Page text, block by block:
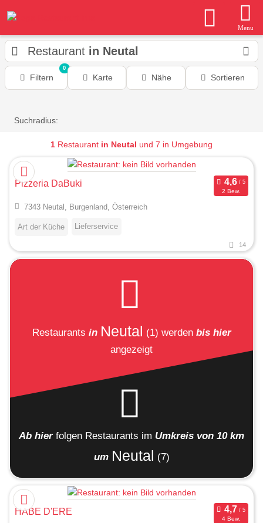
Menu
Restaurant in Neutal
Filtern
0
Karte Nähe Sortieren
Suchradius:
1 Restaurant in Neutal und 7 in Umgebung
Pizzeria DaBuki
2 Bew.
7343 Neutal, Burgenland, Österreich
Art der Küche Lieferservice
14
Restaurants in Neutal (1) werden bis hier
angezeigt
Ab hier folgen Restaurants im Umkreis von 10 km
um Neutal (7)
HABE D'ERE
4 Bew.